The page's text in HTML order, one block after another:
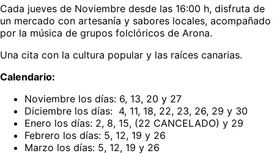
Cada jueves de Noviembre desde las 16:00 h, disfruta de
un mercado con artesanía y sabores locales, acompañado
por la música de grupos folclóricos de Arona.
Una cita con la cultura popular y las raíces canarias.
Calendario:
Noviembre los días: 6, 13, 20 y 27
Diciembre los días: 4, 11, 18, 22, 23, 26, 29 y 30
Enero los días: 2, 8, 15, (22 CANCELADO) y 29
Febrero los días: 5, 12, 19 y 26
Marzo los días: 5, 12, 19 y 26